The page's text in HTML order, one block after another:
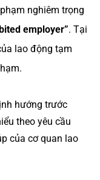
nghiêm trọng
employer”. Tại
lao động tạm
hướng trước
theo yêu cầu
của cơ quan lao